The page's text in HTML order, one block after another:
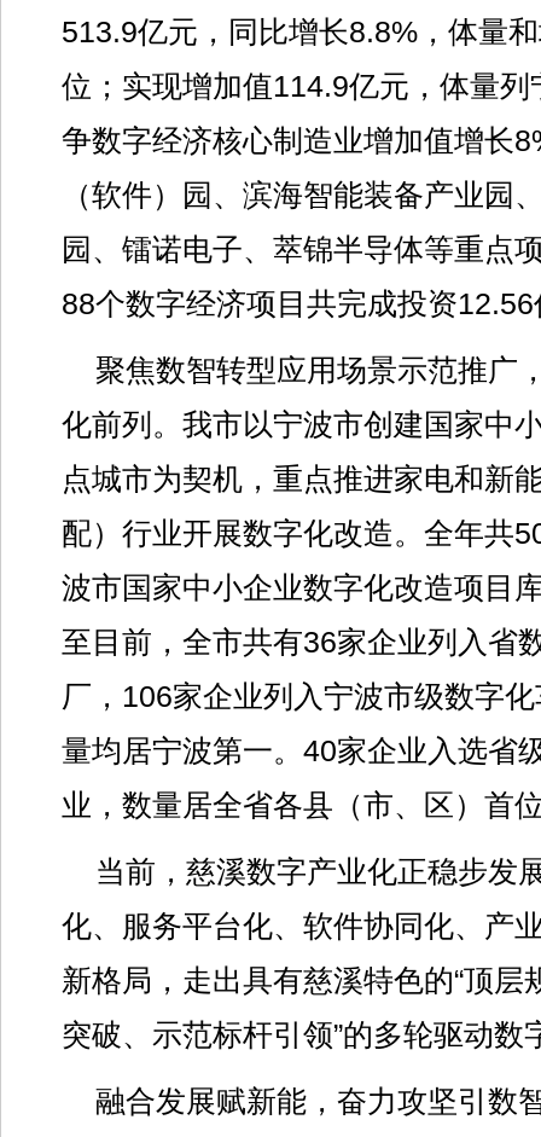
513.9亿元，同比增长8.8%，体量
位；实现增加值114.9亿元，体量
争数字经济核心制造业增加值增长
（软件）园、滨海智能装备产业园
园、镭诺电子、萃锦半导体等重点
88个数字经济项目共完成投资
聚焦数智转型应用场景示范推广
化前列。我市以宁波市创建国家中
点城市为契机，重点推进家电和新
配）行业开展数字化改造。全年共
波市国家中小企业数字化改造项目
至目前，全市共有36家企业列入省
厂，106家企业列入宁波市级数字
量均居宁波第一。40家企业入选省
业，数量居全省各县（市、区）首
当前，慈溪数字产业化正稳步发
化、服务平台化、软件协同化、产
新格局，走出具有慈溪特色的“顶层
突破、示范标杆引领”的多轮驱动数
融合发展赋新能，奋力攻坚引数